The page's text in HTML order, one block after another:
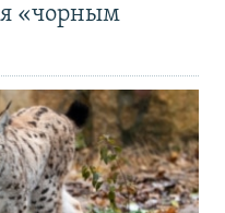
«чорным